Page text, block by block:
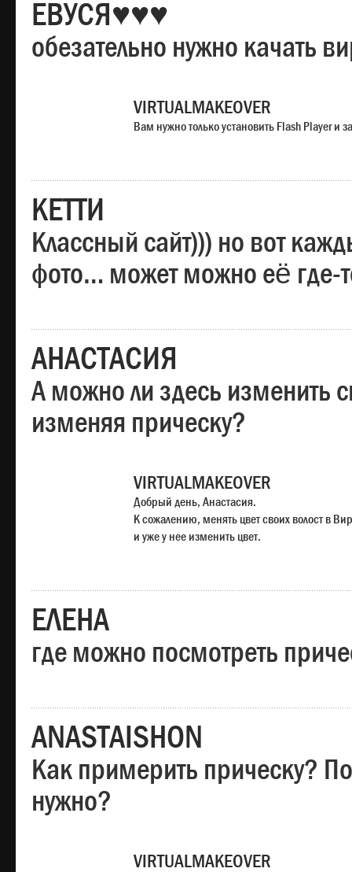
ЕВУСЯ♥♥♥
обезательно нужно качать
VIRTUALMAKEOVER
Вам нужно только установить Flash Player и
КЕТТИ
Классный сайт))) но вот
фото… может можно её где-
АНАСТАСИЯ
А можно ли здесь изменить
изменяя прическу?
VIRTUALMAKEOVER
Добрый день, Анастасия.
К сожалению, менять цвет своих волост в
и уже у нее изменить цвет.
ЕЛЕНА
где можно посмотреть
ANASTAISHON
Как примерить прическу?
нужно?
VIRTUALMAKEOVER